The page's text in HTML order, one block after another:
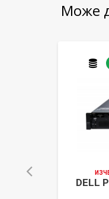
Може
DELL